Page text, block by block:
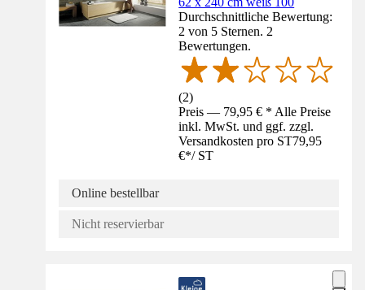
Durchschnittliche Bewertung:
2 von 5 Sternen. 2
Bewertungen.
(2)
Preis — 79,95 € * Alle Preise
inkl. MwSt. und ggf. zzgl.
Versandkosten pro ST79,95
€*/ ST
Online bestellbar
Nicht reservierbar